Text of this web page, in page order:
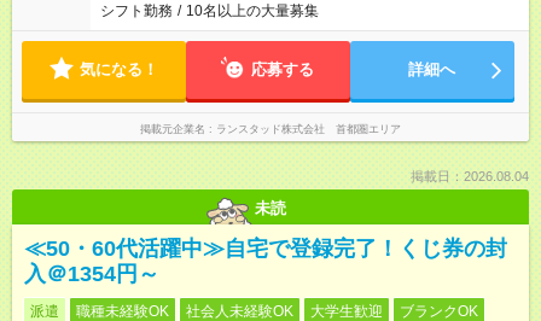
シフト勤務 / 10名以上の大量募集
気になる！ 応募する 詳細へ
掲載元企業名 ランスタッド株式会社 首都圏エリア
掲載日：2026.08.04
未読
≪50・60代活躍中≫自宅で登録完了！くじ券の封
入＠1354円～
派遣 職種未経験OK 社会人未経験OK 大学生歓迎
ブランクOK